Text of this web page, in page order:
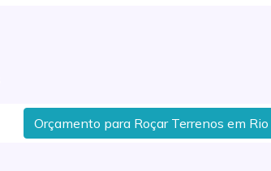
Orçamento para Roçar Terrenos em Rio das